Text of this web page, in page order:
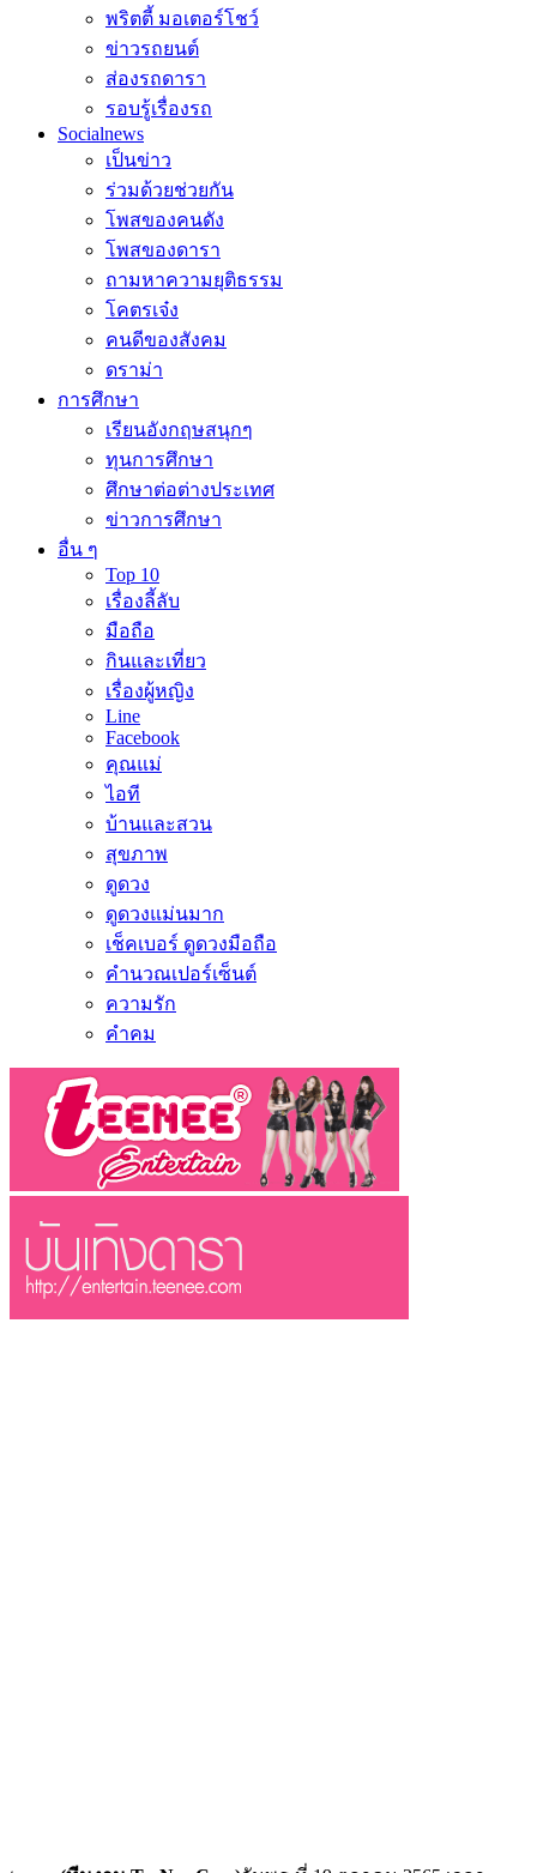
พริตตี้ มอเตอร์โชว์
ข่าวรถยนต์
ส่องรถดารา
รอบรู้เรื่องรถ
Socialnews
เป็นข่าว
ร่วมด้วยช่วยกัน
โพสของคนดัง
โพสของดารา
ถามหาความยุติธรรม
โคตรเจ๋ง
คนดีของสังคม
ดราม่า
การศึกษา
เรียนอังกฤษสนุกๆ
ทุนการศึกษา
ศึกษาต่อต่างประเทศ
ข่าวการศึกษา
อื่น ๆ
Top 10
เรื่องลี้ลับ
มือถือ
กินและเที่ยว
เรื่องผู้หญิง
Line
Facebook
คุณแม่
ไอที
บ้านและสวน
สุขภาพ
ดูดวง
ดูดวงแม่นมาก
เช็คเบอร์ ดูดวงมือถือ
คำนวณเปอร์เซ็นต์
ความรัก
คำคม